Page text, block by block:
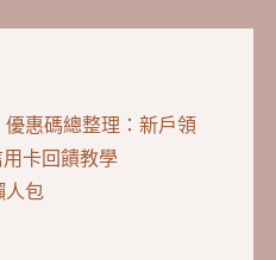
人包